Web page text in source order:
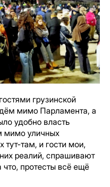
грузинской
мимо Парламента, а
удобно власть
мимо уличных
тут-там, и гости мои,
реалий, спрашивают
протесты всё ещё